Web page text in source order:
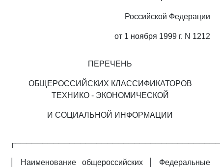
Российской Федерации
от 1 ноября 1999 г. N 1212
ПЕРЕЧЕНЬ
ОБЩЕРОССИЙСКИХ КЛАССИФИКАТОРОВ
ТЕХНИКО - ЭКОНОМИЧЕСКОЙ
И СОЦИАЛЬНОЙ ИНФОРМАЦИИ
│ Наименование общероссийских │ Федеральные